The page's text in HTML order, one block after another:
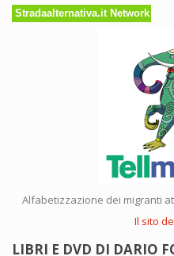
Stradaalternativa.it Network
Alfabetizzazione dei migranti
Il sito
LIBRI E DVD DI DARIO